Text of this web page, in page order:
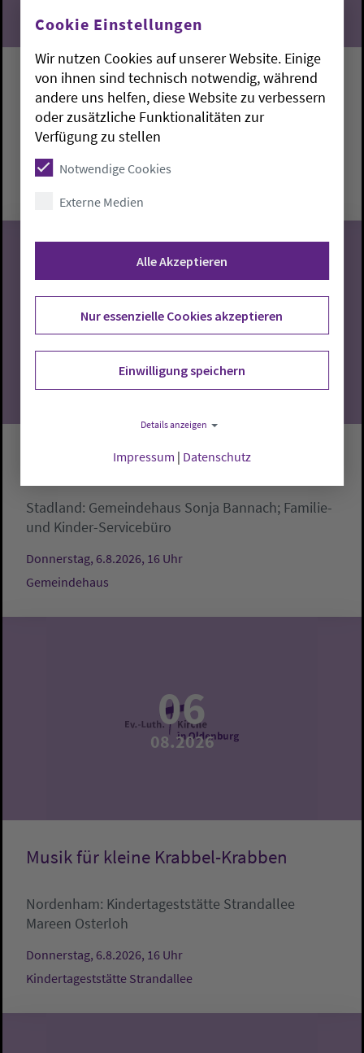
Singen mit Lidia
Stadland:Gemeindehaus
Donnerstag, 6.8.2026, 14:30-16 Uhr
06
08.2026
Krabbelgruppe
Stadland: Gemeindehaus Sonja Bannach; Familie-
und Kinder-Servicebüro
Donnerstag, 6.8.2026, 16 Uhr
Gemeindehaus
06
08.2026
Musik für kleine Krabbel-Krabben
Nordenham: Kindertageststätte Strandallee
Mareen Osterloh
Donnerstag, 6.8.2026, 16 Uhr
Kindertageststätte Strandallee
Cookie Einstellungen
Wir nutzen Cookies auf unserer Website. Einige
von ihnen sind technisch notwendig, während
andere uns helfen, diese Website zu verbessern
oder zusätzliche Funktionalitäten zur
Verfügung zu stellen
Notwendige Cookies
Externe Medien
Alle Akzeptieren
Nur essenzielle Cookies akzeptieren
Einwilligung speichern
Details anzeigen
Impressum | Datenschutz